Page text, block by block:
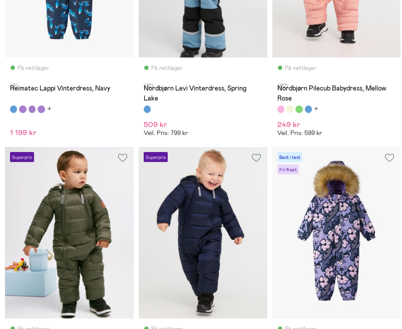
På nettlager
(2)
Reimatec Lappi Vinterdress, Navy
1 199 kr
På nettlager
(12)
Nordbjørn Levi Vinterdress, Spring
Lake
509 kr
Veil. Pris: 799 kr
På nettlager
(22)
Nordbjørn Pilecub Babydress, Mellow
Rose
249 kr
Veil. Pris: 599 kr
Superpris Superpris Best i test
Fri frakt